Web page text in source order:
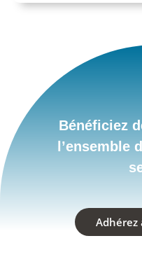
Bénéficiez
l’ensemble
Adhérez